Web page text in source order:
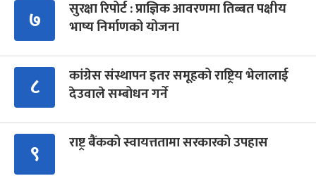
७
सुरक्षा रिपोर्ट : प्राज्ञिक आवरणमा तिब्बत पक्षीय
भाष्य निर्माणको योजना
८
कांग्रेस संस्थापन इतर समूहको राष्ट्रिय भेलालाई
देउवाले सम्बोधन गर्ने
९ राष्ट्र बैंकको स्वायत्ततामा सरकारको उपहास